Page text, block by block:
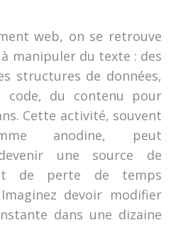
web, on se retrouve
manipuler du texte : des
structures de données,
code, du contenu pour
Cette activité, souvent
anodine, peut
une source de
de perte de temps
devoir modifier
dans une dizaine